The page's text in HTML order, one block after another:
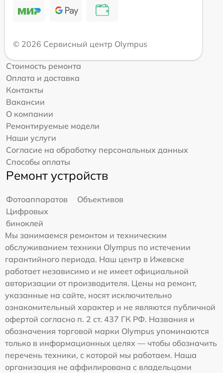
© 2026 Сервисный центр Olympus
Стоимость ремонта
Оплата и доставка
Контакты
Вакансии
О компании
Ремонтируемые модели
Наши услуги
Согласие на обработку персональных данных
Способы оплаты
Ремонт устройств
Фотоаппаратов
Объективов
Цифровых
биноклей
Мы занимаемся ремонтом и техническим
обслуживанием техники Olympus по истечении
гарантийного периода. Наш центр в Ижевске
работает независимо и не имеет официальной
авторизации от производителя. Цены на ремонт,
указанные на сайте, носят исключительно
ознакомительный характер и не являются публичной
офертой согласно п. 2 ст. 437 ГК РФ. Названия и
обозначения торговой марки Olympus упоминаются
только в информационных целях — чтобы обозначить
перечень техники, с которой мы работаем. Наша
организация не аффилирована с владельцами